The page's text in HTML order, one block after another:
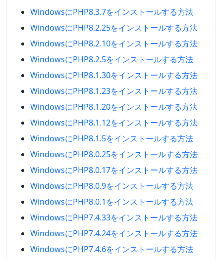
WindowsにPHP8.3.7をインストールする方法
WindowsにPHP8.2.25をインストールする方法
WindowsにPHP8.2.10をインストールする方法
WindowsにPHP8.2.5をインストールする方法
WindowsにPHP8.1.30をインストールする方法
WindowsにPHP8.1.23をインストールする方法
WindowsにPHP8.1.20をインストールする方法
WindowsにPHP8.1.12をインストールする方法
WindowsにPHP8.1.5をインストールする方法
WindowsにPHP8.0.25をインストールする方法
WindowsにPHP8.0.17をインストールする方法
WindowsにPHP8.0.9をインストールする方法
WindowsにPHP8.0.1をインストールする方法
WindowsにPHP7.4.33をインストールする方法
WindowsにPHP7.4.24をインストールする方法
WindowsにPHP7.4.6をインストールする方法